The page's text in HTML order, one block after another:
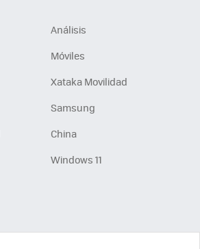
Análisis
Móviles
Xataka Movilidad
Samsung
China
Windows 11